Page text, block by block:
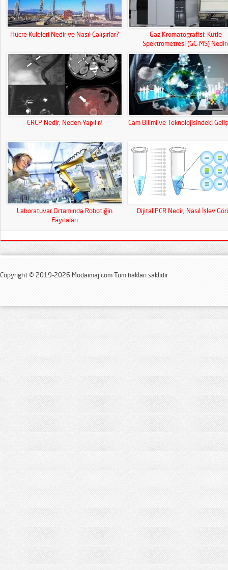
Hücre Kuleleri Nedir ve Nasıl Çalışırlar?
Gaz Kromatografisi: Kütle
Spektrometresi (GC-MS)
ERCP Nedir, Neden Yapılır? Cam Bilimi ve Teknolojisindeki
Laboratuvar Ortamında Robotiğin
Faydaları
Dijital PCR Nedir, Nasıl İşlev
Copyright © 2019-2026 Modaimaj.com Tüm hakları saklıdır